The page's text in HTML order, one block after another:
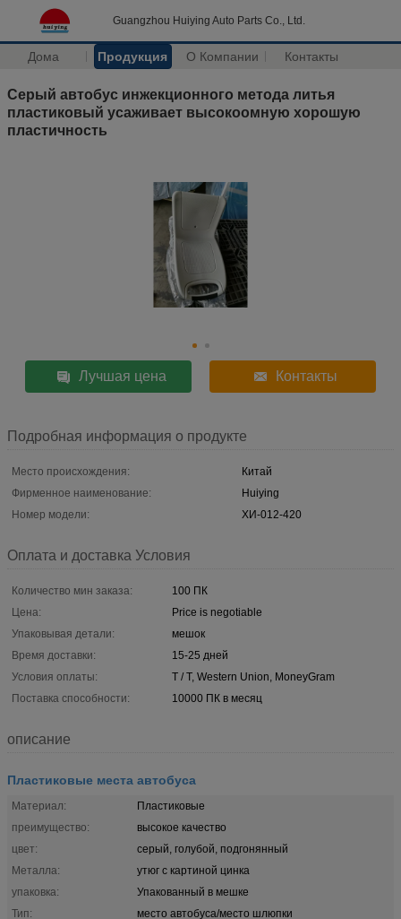
Guangzhou Huiying Auto Parts Co., Ltd.
Дома Продукция О Компании Контакты
Серый автобус инжекционного метода литья
пластиковый усаживает высокоомную хорошую
пластичность
Лучшая цена Контакты
Подробная информация о продукте
Место происхождения:
Китай
Фирменное наименование:
Huiying
Номер модели:
ХИ-012-420
Оплата и доставка Условия
Количество мин заказа:
100 ПК
Цена:
Price is negotiable
Упаковывая детали:
мешок
Время доставки:
15-25 дней
Условия оплаты:
T / T, Western Union, MoneyGram
Поставка способности:
10000 ПК в месяц
описание
Пластиковые места автобуса
Материал:
Пластиковые
преимущество:
высокое качество
цвет:
серый, голубой, подгонянный
Металла:
утюг с картиной цинка
упаковка:
Упакованный в мешке
Тип:
место автобуса/место шлюпки